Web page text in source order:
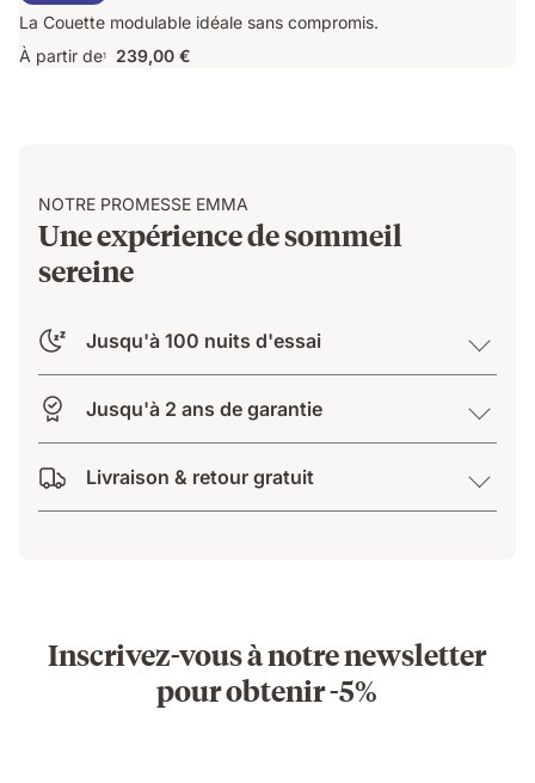
La Couette modulable idéale sans compromis.
À partir de1 239,00 €
NOTRE PROMESSE EMMA
Une expérience de sommeil
sereine
Jusqu'à 100 nuits d'essai
Jusqu'à 2 ans de garantie
Livraison & retour gratuit
Inscrivez-vous à notre newsletter
pour obtenir -5%